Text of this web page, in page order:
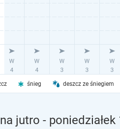
śnieg deszcz ze śniegiem
jutro -